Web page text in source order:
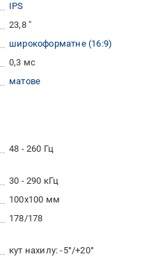
IPS
23,8 "
широкоформатне (16:9)
0,3 мс
матове
48 - 260 Гц
30 - 290 кГц
100x100 мм
178/178
кут нахилу: -5°/+20°